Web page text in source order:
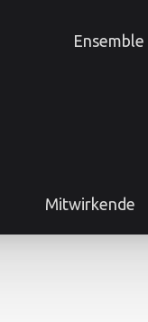
Ensemble
Mitwirkende